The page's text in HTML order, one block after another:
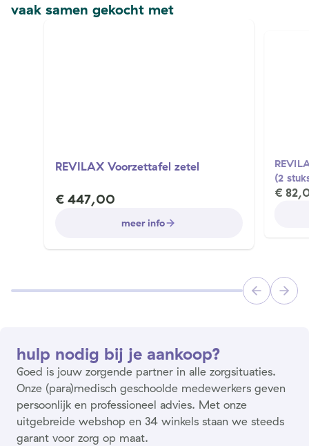
vaak samen gekocht met
REVILAX Voorzettafel zetel
€ 447,00
meer info
(2
€
hulp nodig bij je aankoop?
Goed is jouw zorgende partner in alle zorgsituaties.
Onze (para)medisch geschoolde medewerkers geven
persoonlijk en professioneel advies. Met onze
uitgebreide webshop en 34 winkels staan we steeds
garant voor zorg op maat.